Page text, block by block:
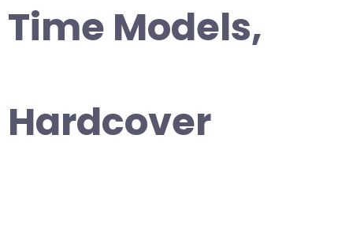
Time Models,
Hardcover